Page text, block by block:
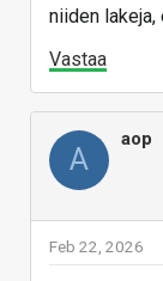
niiden
Vastaa
A
aop
Feb 22, 2026